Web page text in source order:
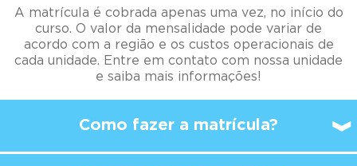
A matrícula é cobrada apenas uma vez, no início do
curso. O valor da mensalidade pode variar de
acordo com a região e os custos operacionais de
cada unidade. Entre em contato com nossa unidade
e saiba mais informações!
Como fazer a matrícula?